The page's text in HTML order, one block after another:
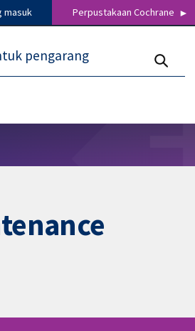
masuk Perpustakaan Cochrane
pengarang